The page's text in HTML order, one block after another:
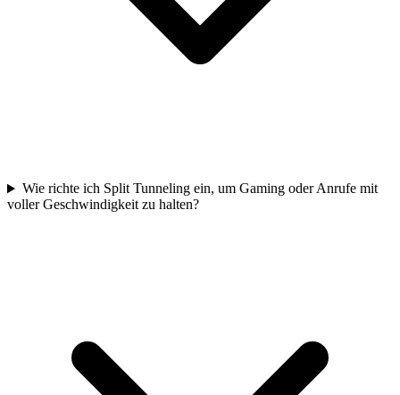
Wie richte ich Split Tunneling ein, um Gaming oder Anrufe mit
voller Geschwindigkeit zu halten?